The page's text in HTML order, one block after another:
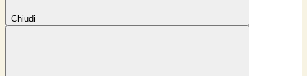
Chiudi